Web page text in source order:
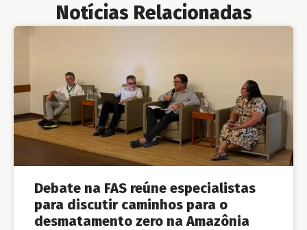
Notícias Relacionadas
Debate na FAS reúne especialistas
para discutir caminhos para o
desmatamento zero na Amazônia